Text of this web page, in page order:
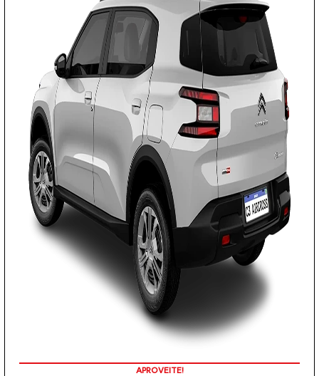
APROVEITE!